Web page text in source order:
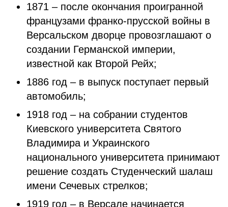
1871 – после окончания проигранной
французами франко-прусской войны в
Версальском дворце провозглашают о
создании Германской империи,
известной как Второй Рейх;
1886 год – в выпуск поступает первый
автомобиль;
1918 год – на собрании студентов
Киевского университета Святого
Владимира и Украинского
национального университета принимают
решение создать Студенческий шалаш
имени Сечевых стрелков;
1919 год – в Версале начинается